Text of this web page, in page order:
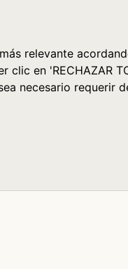
relevante
en 'RECHAZAR
necesario requerir